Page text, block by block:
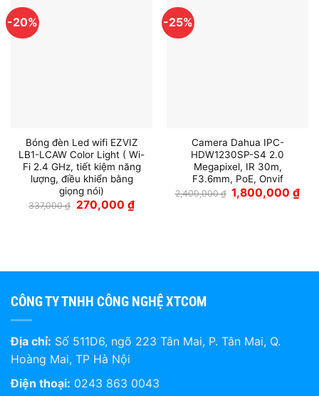
-20%
Bóng đèn Led wifi EZVIZ
LB1-LCAW Color Light ( Wi-
Fi 2.4 GHz, tiết kiệm năng
lượng, điều khiển bằng
giọng nói)
337,000₫ Giá
gốc
270,000 ₫Giá
hiện
-25%
Camera Dahua IPC-
HDW1230SP-S4 2.0
Megapixel, IR 30m,
F3.6mm, PoE, Onvif
2,400,000₫ Giá
gốc
1,800,000₫Giá
CÔNG TY TNHH CÔNG NGHỆ XTCOM
Địa chỉ: Số 511D6, ngõ 223 Tân Mai, P. Tân Mai, Q.
Hoàng Mai, TP Hà Nội
Điện thoại: 0243 863 0043